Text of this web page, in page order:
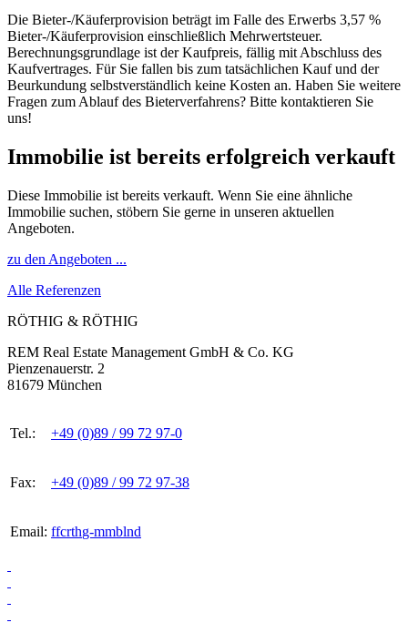
Die Bieter-/Käuferprovision beträgt im Falle des Erwerbs 3,57 %
Bieter-/Käuferprovision einschließlich Mehrwertsteuer.
Berechnungsgrundlage ist der Kaufpreis, fällig mit Abschluss des
Kaufvertrages. Für Sie fallen bis zum tatsächlichen Kauf und der
Beurkundung selbstverständlich keine Kosten an. Haben Sie weitere
Fragen zum Ablauf des Bieterverfahrens? Bitte kontaktieren Sie
uns!
Immobilie ist bereits erfolgreich verkauft
Diese Immobilie ist bereits verkauft. Wenn Sie eine ähnliche
Immobilie suchen, stöbern Sie gerne in unseren aktuellen
Angeboten.
zu den Angeboten ...
Alle Referenzen
RÖTHIG & RÖTHIG
REM Real Estate Management GmbH & Co. KG
Pienzenauerstr. 2
81679 München
Tel.: +49 (0)89 / 99 72 97-0
Fax: +49 (0)89 / 99 72 97-38
Email: ffcrthg-mmblnd